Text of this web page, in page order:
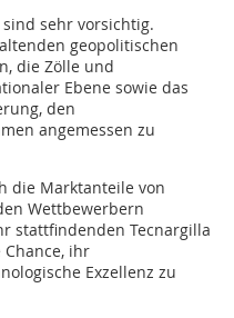
sind sehr vorsichtig.
geopolitischen
die Zölle und
Ebene sowie das
den
angemessen zu
die Marktanteile von
Wettbewerbern
stattfindenden Tecnargilla
ihr
Exzellenz zu